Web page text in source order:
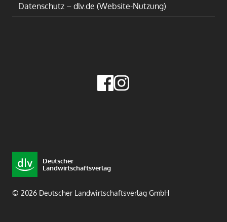
Datenschutz – dlv.de (Website-Nutzung)
Deutscher
Landwirtschaftsverlag
© 2026 Deutscher Landwirtschaftsverlag GmbH